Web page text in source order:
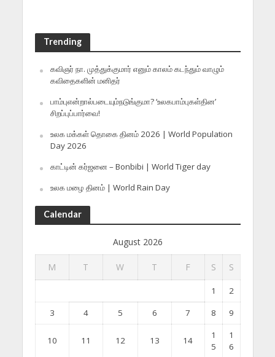
Trending
கவிஞர் நா. முத்துக்குமார் எனும் காலம் கடந்தும் வாழும்
கவிதைகளின் மனிதர்
பாம்புஎன்றால்படையும்நடுங்குமா? ‘உலகபாம்புகள்தின’
சிறப்புப்பார்வை!
உலக மக்கள் தொகை தினம் 2026 | World Population
Day 2026
காட்டின் கர்ஜனை – Bonbibi | World Tiger day
உலக மழை தினம் | World Rain Day
Calendar
August 2026
M T W T F S S
1
2
3
4 5 6 7 8 9
10 11 12 13 14
1
5
1
6